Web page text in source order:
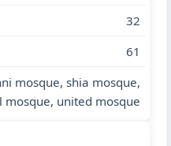
32
61
mosque, shia mosque,
united mosque